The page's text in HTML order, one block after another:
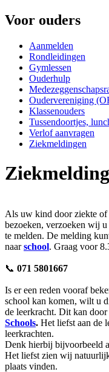
Voor ouders
Aanmelden
Rondleidingen
Gymlessen
Ouderhulp
Oudervereniging
Klassenouders
Tussendoortjes,
Verlof aanvragen
Ziekmeldingen
Ziekmelding
Als uw kind door ziekte of
bezoeken, verzoeken wij
te melden. De melding
naarschool. Graag voor
📞 071 5801667
Is er een reden vooraf
school kan komen, wilt u
de leerkracht. Dit kan
Schools. Het liefst aan de
leerkrachten.
Denk hierbij bijvoorbeeld
Het liefst zien wij
plaats vinden.